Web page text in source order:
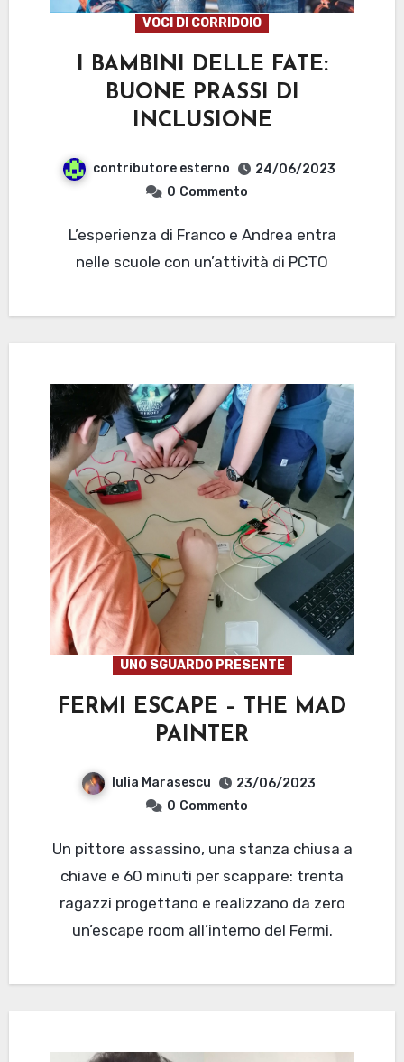
VOCI DI CORRIDOIO
I BAMBINI DELLE FATE:
BUONE PRASSI DI
INCLUSIONE
contributore esterno
24/06/2023
0 Commento
L’esperienza di Franco e Andrea entra
nelle scuole con un’attività di PCTO
UNO SGUARDO PRESENTE
FERMI ESCAPE – THE MAD
PAINTER
Iulia Marasescu
23/06/2023
0 Commento
Un pittore assassino, una stanza chiusa a
chiave e 60 minuti per scappare: trenta
ragazzi progettano e realizzano da zero
un’escape room all’interno del Fermi.